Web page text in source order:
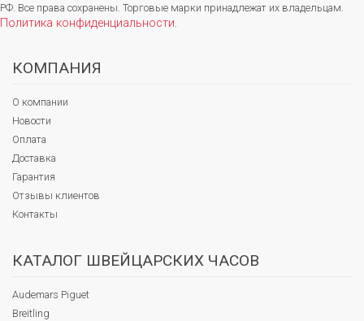
РФ. Все права сохранены. Торговые марки принадлежат их владельцам.
Политика конфиденциальности.
КОМПАНИЯ
О компании
Новости
Оплата
Доставка
Гарантия
Отзывы клиентов
Контакты
КАТАЛОГ ШВЕЙЦАРСКИХ ЧАСОВ
Audemars Piguet
Breitling